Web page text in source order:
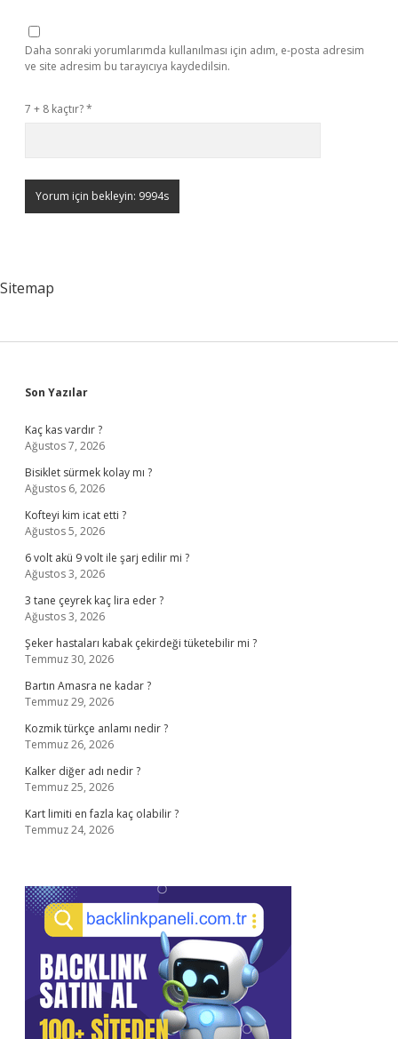
Daha sonraki yorumlarımda kullanılması için adım, e-posta adresim
ve site adresim bu tarayıcıya kaydedilsin.
7 + 8 kaçtır?*
Sitemap
Sidebar
Son Yazılar
Kaç kas vardır ?
Ağustos 7, 2026
Bisiklet sürmek kolay mı ?
Ağustos 6, 2026
Kofteyi kim icat etti ?
Ağustos 5, 2026
6 volt akü 9 volt ile şarj edilir mi ?
Ağustos 3, 2026
3 tane çeyrek kaç lira eder ?
Ağustos 3, 2026
Şeker hastaları kabak çekirdeği tüketebilir mi ?
Temmuz 30, 2026
Bartın Amasra ne kadar ?
Temmuz 29, 2026
Kozmik türkçe anlamı nedir ?
Temmuz 26, 2026
Kalker diğer adı nedir ?
Temmuz 25, 2026
Kart limiti en fazla kaç olabilir ?
Temmuz 24, 2026